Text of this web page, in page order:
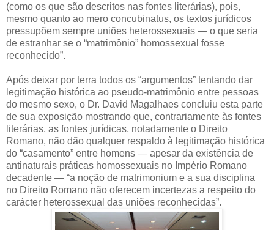
(como os que são descritos nas fontes literárias), pois,
mesmo quanto ao mero concubinatus, os textos jurídicos
pressupõem sempre uniões heterossexuais — o que seria
de estranhar se o “matrimônio” homossexual fosse
reconhecido”.
Após deixar por terra todos os “argumentos” tentando dar
legitimação histórica ao pseudo-matrimônio entre pessoas
do mesmo sexo, o Dr. David Magalhaes concluiu esta parte
de sua exposição mostrando que, contrariamente às fontes
literárias, as fontes jurídicas, notadamente o Direito
Romano, não dão qualquer respaldo à legitimação histórica
do “casamento” entre homens — apesar da existência de
antinaturais práticas homossexuais no Império Romano
decadente — “a noção de matrimonium e a sua disciplina
no Direito Romano não oferecem incertezas a respeito do
carácter heterossexual das uniões reconhecidas”.